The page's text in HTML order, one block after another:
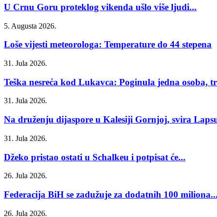
U Crnu Goru proteklog vikenda ušlo više ljudi...
5. Augusta 2026.
Loše vijesti meteorologa: Temperature do 44 stepena
31. Jula 2026.
Teška nesreća kod Lukavca: Poginula jedna osoba,
31. Jula 2026.
Na druženju dijaspore u Kalesiji Gornjoj, svira
31. Jula 2026.
Džeko pristao ostati u Schalkeu i potpisat će...
26. Jula 2026.
Federacija BiH se zadužuje za dodatnih 100 miliona...
26. Jula 2026.